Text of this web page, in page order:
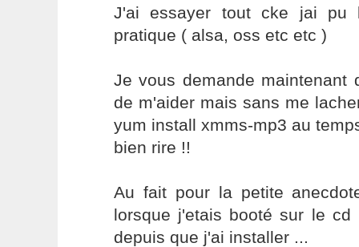
J'ai essayer tout cke jai pu
pratique ( alsa, oss etc etc )
Je vous demande maintenant
de m'aider mais sans me
yum install xmms-mp3 au
bien rire !!
Au fait pour la petite
lorsque j'etais booté sur le
depuis que j'ai installer ...